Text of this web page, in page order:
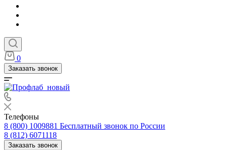
0
Заказать звонок
Телефоны
8 (800) 1009881 Бесплатный звонок по России
8 (812) 6071118
Заказать звонок